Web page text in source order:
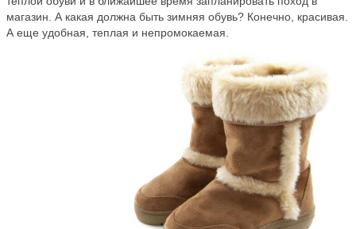
магазин. А какая должна быть зимняя обувь? Конечно, красивая.
А еще удобная, теплая и непромокаемая.